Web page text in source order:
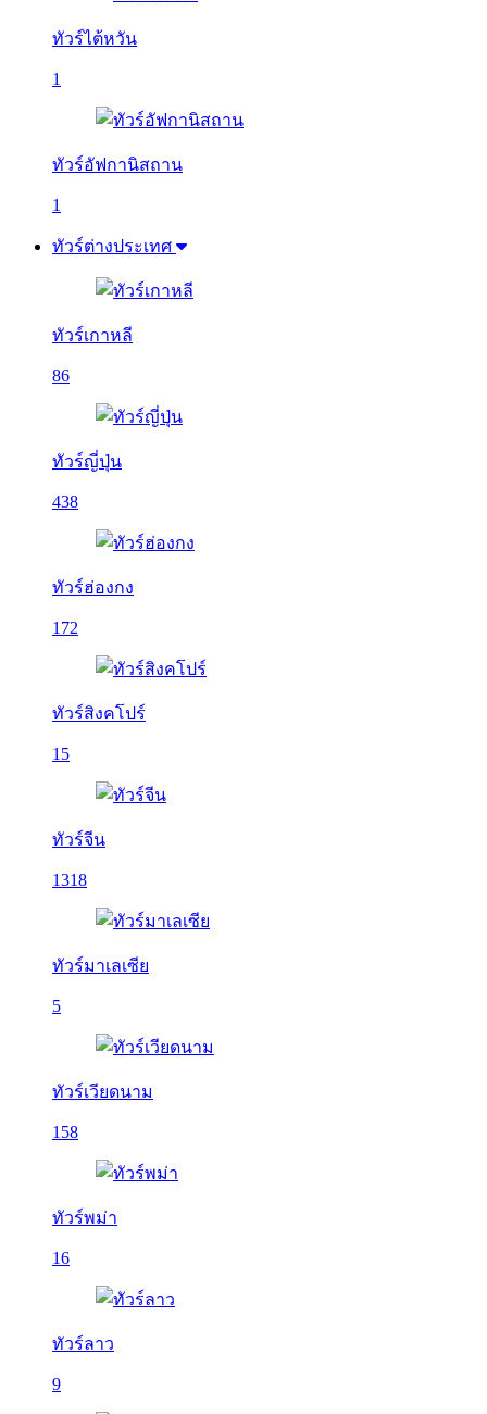
ทัวร์ไต้หวัน
1
ทัวร์อัฟกานิสถาน
1
ทัวร์ต่างประเทศ
ทัวร์เกาหลี
86
ทัวร์ญี่ปุ่น
438
ทัวร์ฮ่องกง
172
ทัวร์สิงคโปร์
15
ทัวร์จีน
1318
ทัวร์มาเลเซีย
5
ทัวร์เวียดนาม
158
ทัวร์พม่า
16
ทัวร์ลาว
9